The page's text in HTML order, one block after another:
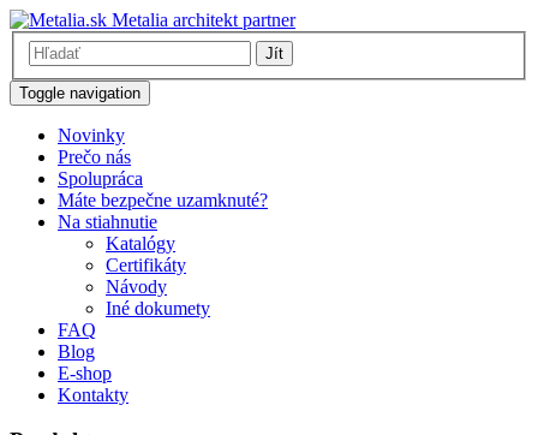
Metalia architekt partner
Jít
Toggle navigation
Novinky
Prečo nás
Spolupráca
Máte bezpečne uzamknuté?
Na stiahnutie
Katalógy
Certifikáty
Návody
Iné dokumety
FAQ
Blog
E-shop
Kontakty